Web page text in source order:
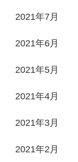
2021年7月
2021年6月
2021年5月
2021年4月
2021年3月
2021年2月